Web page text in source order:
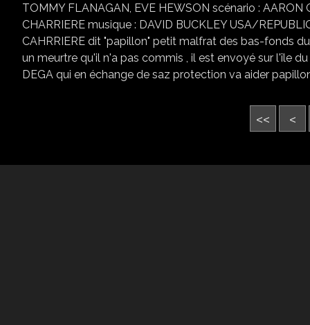
TOMMY FLANAGAN, EVE HEWSON scénario :
CHARRIERE musique : DAVID BUCKLEY USA/
CAHRRIERE dit "papillon" petit malfrat des bas-fonds
un meurtre qu'il n'a pas commis , il est envoyé sur l'île
DEGA qui en échange de saz protection va aider papillon a
<< <